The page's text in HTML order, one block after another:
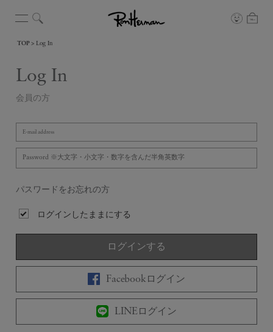
TOP Log In
Log In
会員の方
パスワードをお忘れの方
ログインしたままにする
ログインする
Facebookログイン
LINEログイン